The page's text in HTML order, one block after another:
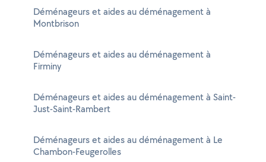
Déménageurs et aides au déménagement à
Montbrison
Déménageurs et aides au déménagement à
Firminy
Déménageurs et aides au déménagement à Saint-
Just-Saint-Rambert
Déménageurs et aides au déménagement à Le
Chambon-Feugerolles